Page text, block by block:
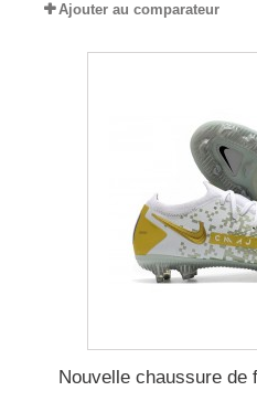
Ajouter au comparateur
Nouvelle chaussure de